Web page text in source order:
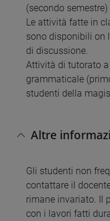
(secondo semestre)
Le attività fatte in
sono disponibili on
di discussione.
Attività di tutorato
grammaticale
studenti della
Altre
Gli studenti non
contattare il
rimane invariato. Il
con i lavori fatti